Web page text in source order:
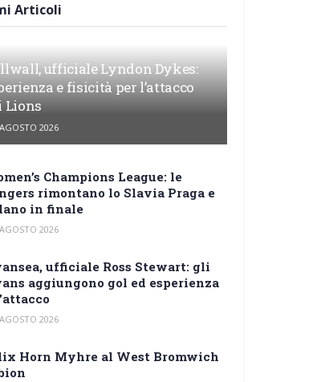
Articoli
ufficiale Lyndon Dykes:
e fisicità per l’attacco
Lions
2026
Champions League: le
rimontano lo Slavia Praga e
in finale
2026
ufficiale Ross Stewart: gli
aggiungono gol ed esperienza
2026
Horn Myhre al West Bromwich